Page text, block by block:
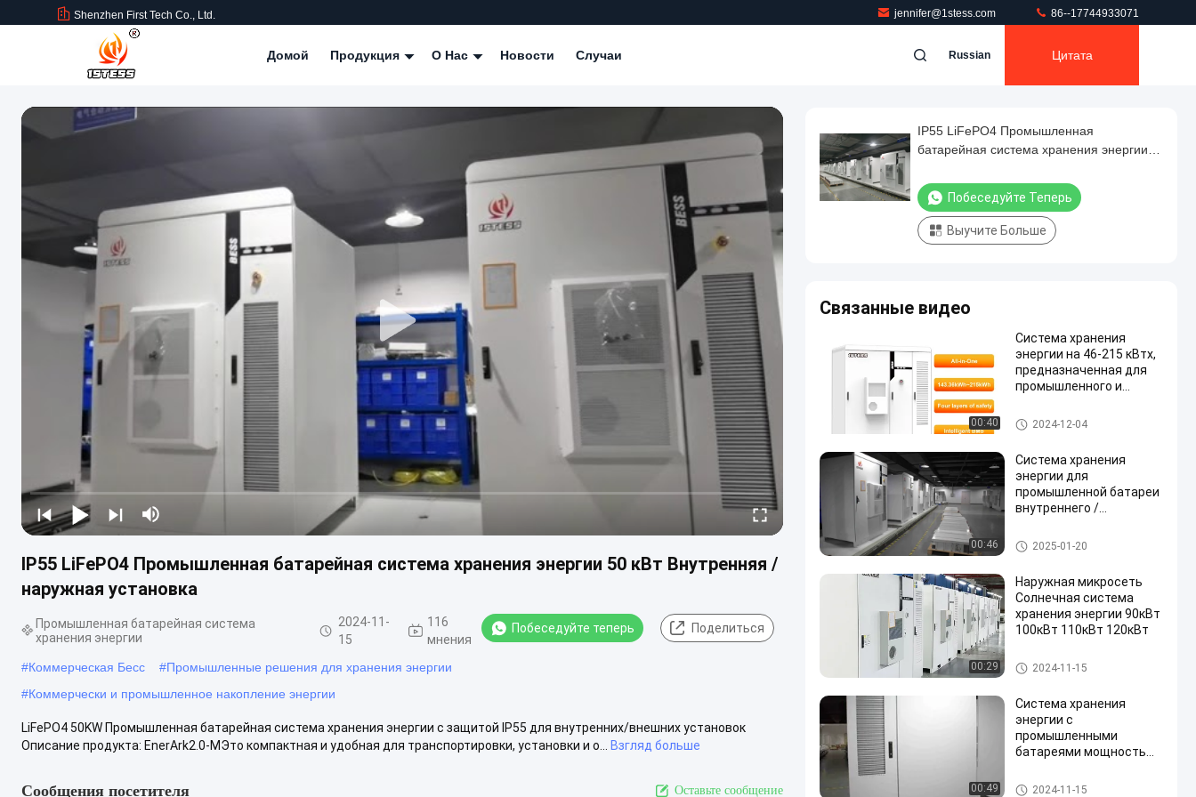
Shenzhen First Tech Co., Ltd. jennifer@1stess.com 86--17744933071
Домой Продукция О Нас Новости Случаи Russian Цитата
IP55 LiFePO4 Промышленная батарейная система хранения энергии 50 кВт Внутренняя /
наружная установка
Промышленная батарейная система
хранения энергии
2024-11-
15
116
мнения
Побеседуйте теперь Поделиться
#Коммерческая Бесс #Промышленные решения для хранения энергии
#Коммерчески и промышленное накопление энергии
LiFePO4 50KW Промышленная батарейная система хранения энергии с защитой IP55 для внутренних/внешних установок
Описание продукта: EnerArk2.0-MЭто компактная и удобная для транспортировки, установки и о...
Взгляд больше
Сообщения посетителя Оставьте сообщение
IP55 LiFePO4 Промышленная
батарейная система хранения энергии
Побеседуйте Теперь
Выучите Больше
Связанные видео
00:40
Система хранения
энергии на 46-215 кВтх,
предназначенная для
промышленного и
применения
Промышленная батарейная
система хранения энергии
2024-12-04
00:46
Система хранения
энергии для
промышленной батареи
внутреннего /
RS485 Ethernet
Промышленная батарейная
система хранения энергии
2025-01-20
00:29
Наружная микросеть
Солнечная система
хранения энергии 90кВт
100кВт 110кВт 120кВт
Промышленная батарейная
система хранения энергии
2024-11-15
00:49
Система хранения
энергии с
промышленными
батареями мощностью
для внутренних и
Промышленная батарейная
2024-11-15